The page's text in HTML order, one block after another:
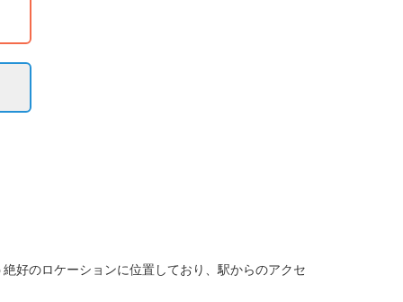
好のロケーションに位置しており、駅からのアクセ